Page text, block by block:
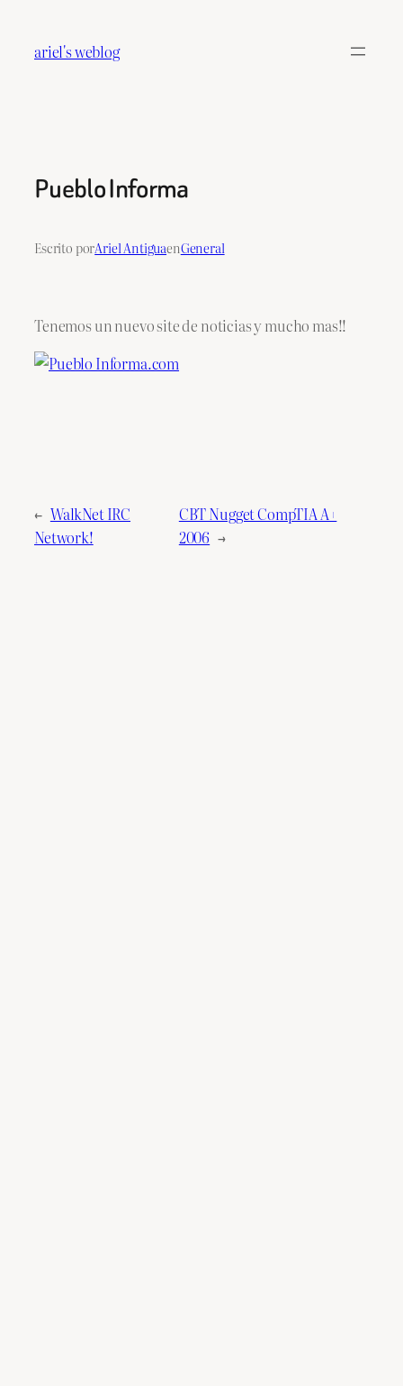
contenido
ariel's weblog
Pueblo Informa
Escrito porAriel AntiguaenGeneral
Tenemos un nuevo site de noticias y mucho mas!!
← WalkNet IRC
Network!
CBT Nugget CompTIA A+
2006 →